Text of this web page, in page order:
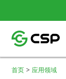
首页 > 应用领域